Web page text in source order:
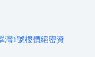
灣1號樓價絕密資